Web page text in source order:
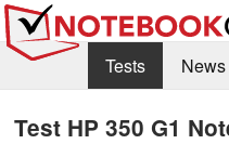
Tests News
Test HP 350 G1